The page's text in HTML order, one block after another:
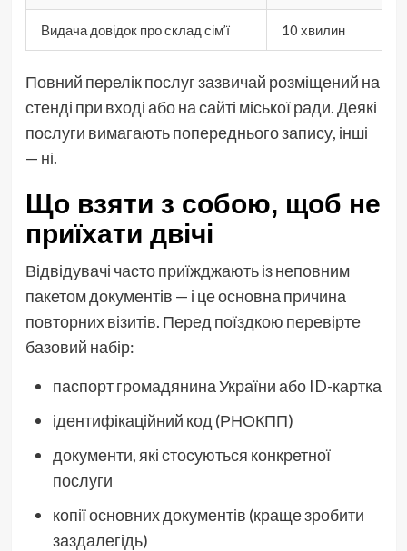
Видача довідок про склад сім’ї 10 хвилин
Повний перелік послуг зазвичай розміщений на
стенді при вході або на сайті міської ради. Деякі
послуги вимагають попереднього запису, інші
— ні.
Що взяти з собою, щоб не
приїхати двічі
Відвідувачі часто приїжджають із неповним
пакетом документів — і це основна причина
повторних візитів. Перед поїздкою перевірте
базовий набір:
паспорт громадянина України або ID-картка
ідентифікаційний код (РНОКПП)
документи, які стосуються конкретної
послуги
копії основних документів (краще зробити
заздалегідь)